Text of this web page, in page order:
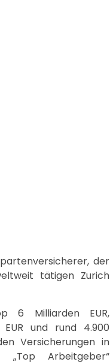
der
tätigen Zurich
6 Milliarden EUR,
und rund 4.900
Versicherungen in
Arbeitgeber“